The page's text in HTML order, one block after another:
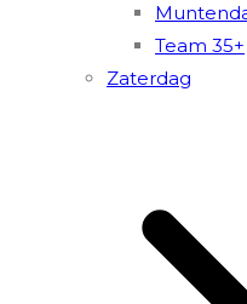
Team 35+
Zaterdag